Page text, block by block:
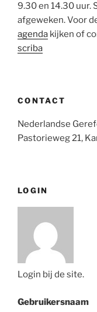
9.30 en 14.30 uur.
afgeweken. Voor
agenda kijken of
scriba
CONTACT
Nederlandse
Pastorieweg 21,
LOGIN
Login bij de site.
Gebruikersnaam